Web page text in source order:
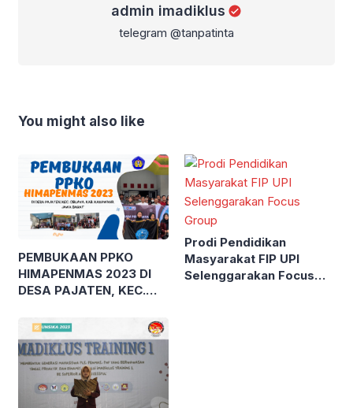
admin imadiklus
telegram @tanpatinta
You might also like
PEMBUKAAN PPKO
HIMAPENMAS 2023 DI
DESA PAJATEN, KEC.
KARAWANG, JAWA
BARAT
Prodi Pendidikan
Masyarakat FIP UPI
Selenggarakan Focus